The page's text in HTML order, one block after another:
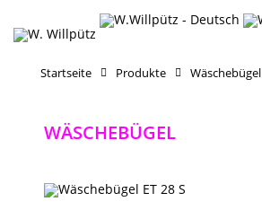
Startseite Produkte Wäschebügel
WÄSCHEBÜGEL